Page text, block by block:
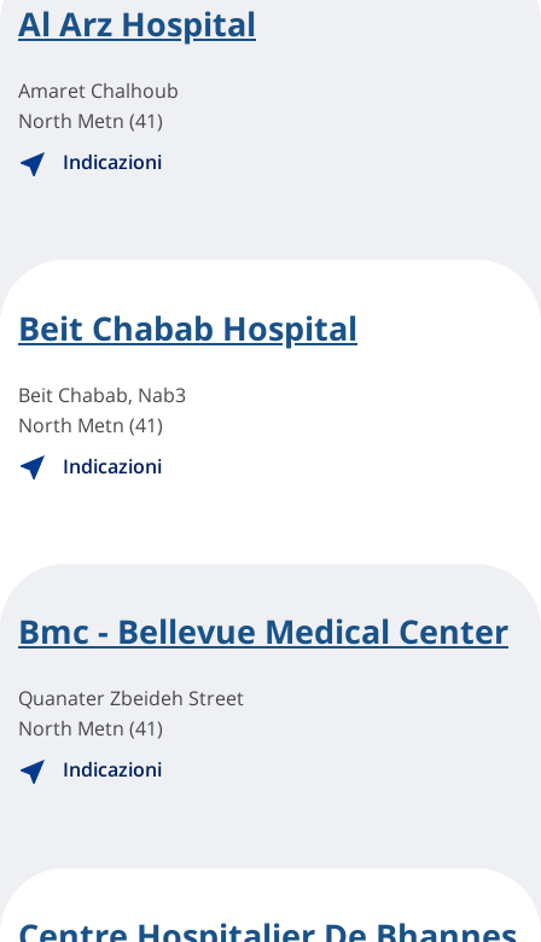
Al Arz Hospital
Amaret Chalhoub
North Metn (41)
Indicazioni
Beit Chabab Hospital
Beit Chabab, Nab3
North Metn (41)
Indicazioni
Bmc - Bellevue Medical Center
Quanater Zbeideh Street
North Metn (41)
Indicazioni